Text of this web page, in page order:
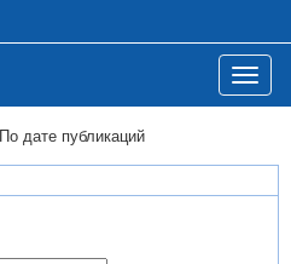
По дате публикаций